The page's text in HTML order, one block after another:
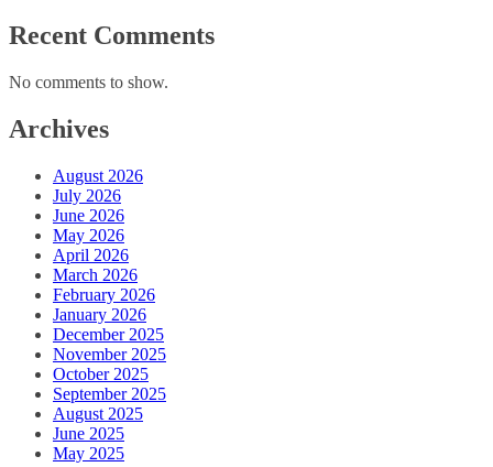
Recent Comments
No comments to show.
Archives
August 2026
July 2026
June 2026
May 2026
April 2026
March 2026
February 2026
January 2026
December 2025
November 2025
October 2025
September 2025
August 2025
June 2025
May 2025